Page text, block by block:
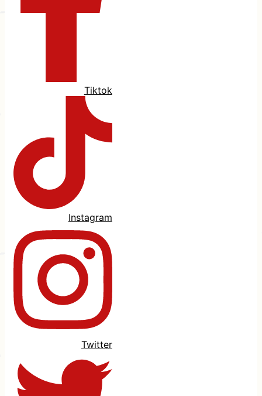
Tiktok
Instagram
Twitter